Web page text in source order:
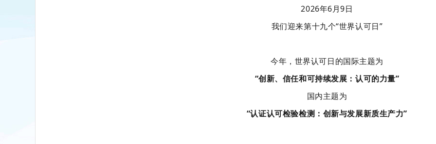
2026年6月9日
我们迎来第十九个“世界认可日”
今年，世界认可日的国际主题为
“创新、信任和可持续发展：认可的力量”
国内主题为
“认证认可检验检测：创新与发展新质生产力”